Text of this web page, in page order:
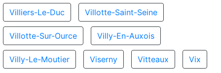
Villiers-Le-Duc Villotte-Saint-Seine
Villotte-Sur-Ource Villy-En-Auxois
Villy-Le-Moutier Viserny Vitteaux Vix